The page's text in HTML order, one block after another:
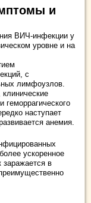
и
ВИЧ-инфекции у
уровне и на
с
лимфоузлов.
клинические
геморрагического
наступает
анемия.
ускоренное
заражается в